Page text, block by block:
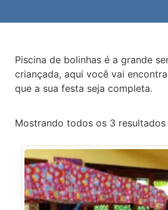
Piscina de bolinhas é a grande
criançada, aqui você vai
que a sua festa seja completa.
Mostrando todos os 3 resultados